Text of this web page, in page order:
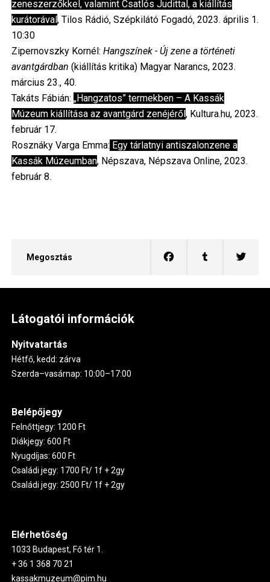
zeneszerzőkkel, valamint Csatlós Judittal, a kiállítás
kurátorával, Tilos Rádió, Szépkilátó Fogadó, 2023. április 1.
10:30
Zipernovszky Kornél: Hangszínek - Új zene a történeti
avantgárdban (kiállítás kritika) Magyar Narancs, 2023.
március 23., 40.
Takáts Fábián: „Hangzatos” termekben – A Kassák
Múzeum kiállítása az avantgárd zenéjéről, Kultura.hu, 2023.
február 17.
Rosznáky Varga Emma: Egy tárlatnyi antiszalonzene a
Kassák Múzeumban, Népszava, Népszava Online, 2023.
február 8.
Megosztás
Látogatói információk
Nyitvatartás
Hétfő, kedd: zárva
Szerda–vasárnap: 10:00–17:00
Belépőjegy
Felnőttjegy: 1200 Ft
Diákjegy: 600 Ft
Nyugdíjas: 600 Ft
Családi jegy: 1700 Ft/ 1f + 2gy
Családi jegy: 2500 Ft/ 1f + 2gy
Elérhetőség
1033 Budapest, Fő tér 1.
+ 36 1 368 70 21
kassakmuzeum@pim.hu